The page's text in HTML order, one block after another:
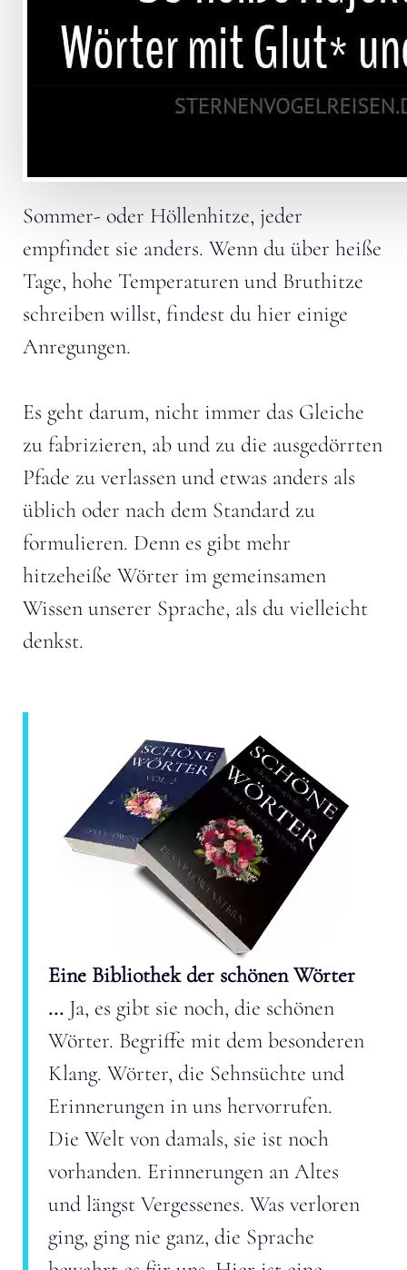
Sommer- oder Höllenhitze, jeder
empfindet sie anders. Wenn du über heiße
Tage, hohe Temperaturen und Bruthitze
schreiben willst, findest du hier einige
Anregungen.
Es geht darum, nicht immer das Gleiche
zu fabrizieren, ab und zu die ausgedörrten
Pfade zu verlassen und etwas anders als
üblich oder nach dem Standard zu
formulieren. Denn es gibt mehr
hitzeheiße Wörter im gemeinsamen
Wissen unserer Sprache, als du vielleicht
denkst.
Eine Bibliothek der schönen Wörter
... Ja, es gibt sie noch, die schönen
Wörter. Begriffe mit dem besonderen
Klang. Wörter, die Sehnsüchte und
Erinnerungen in uns hervorrufen.
Die Welt von damals, sie ist noch
vorhanden. Erinnerungen an Altes
und längst Vergessenes. Was verloren
ging, ging nie ganz, die Sprache